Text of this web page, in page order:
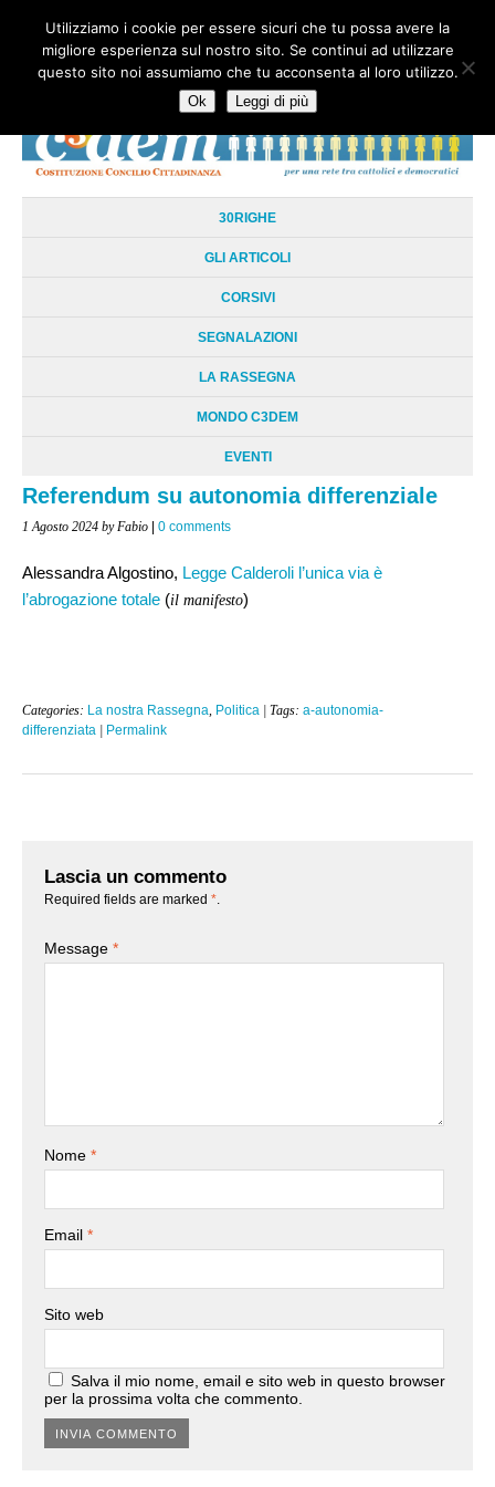
HOME CHI SIAMO LA RETE LE RADICI DOCUMENTAZIONE
AREE TEMATICHE
30RIGHE
GLI ARTICOLI
CORSIVI
SEGNALAZIONI
LA RASSEGNA
MONDO C3DEM
EVENTI
Referendum su autonomia differenziale
1 Agosto 2024 by Fabio | 0 comments
Alessandra Algostino, Legge Calderoli l’unica via è
l’abrogazione totale (il manifesto)
Categories: La nostra Rassegna Politica | Tags: a-autonomia-
differenziata | Permalink
Lascia un commento
Required fields are marked *
Message *
Nome *
Email *
Sito web
Salva il mio nome, email e sito web in questo browser
per la prossima volta che commento.
Utilizziamo i cookie per essere sicuri che tu possa avere la
migliore esperienza sul nostro sito. Se continui ad utilizzare
questo sito noi assumiamo che tu acconsenta al loro utilizzo.
Ok Leggi di più